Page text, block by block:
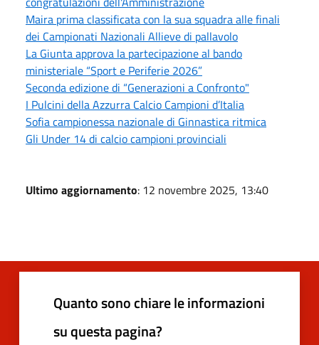
Maira prima classificata con la sua squadra alle finali
dei Campionati Nazionali Allieve di pallavolo
La Giunta approva la partecipazione al bando
ministeriale “Sport e Periferie 2026”
Seconda edizione di “Generazioni a Confronto"
I Pulcini della Azzurra Calcio Campioni d’Italia
Sofia campionessa nazionale di Ginnastica ritmica
Gli Under 14 di calcio campioni provinciali
Ultimo aggiornamento: 12 novembre 2025, 13:40
Quanto sono chiare le informazioni
su questa pagina?